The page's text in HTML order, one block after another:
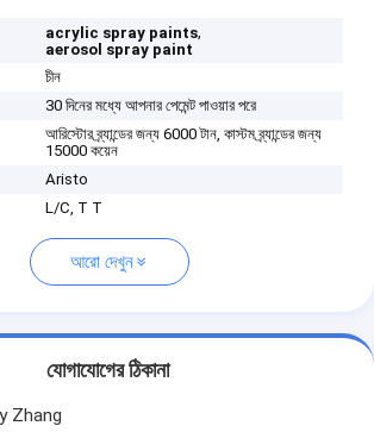
acrylic spray paints,
aerosol spray paint
চীন
30 দিনের মধ্যে আপনার পেমেন্ট পাওয়ার পরে
আরিস্টোর ব্র্যান্ডের জন্য 6000 টান, কাস্টম ব্র্যান্ডের জন্য
15000 কয়েন
Aristo
L/C, T T
আরো দেখুন
যোগাযোগের ঠিকানা
Zhang